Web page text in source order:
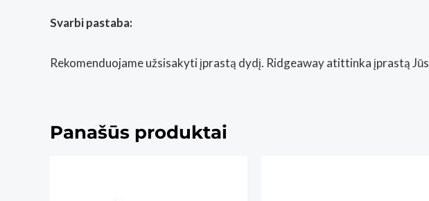
Svarbi pastaba:
Rekomenduojame užsisakyti įprastą dydį. Ridgeaway atittinka įprastą
Panašūs produktai